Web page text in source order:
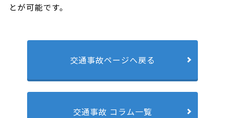
とが可能です。
交通事故ページへ戻る
交通事故 コラム一覧